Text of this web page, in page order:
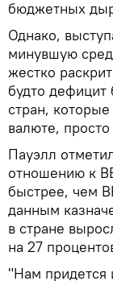
бюджетных
Однако,
минувшую
жестко
будто
стран,
валюте,
Пауэлл
отношению к
быстрее, чем
данным
в стране
на 27
"Нам придется